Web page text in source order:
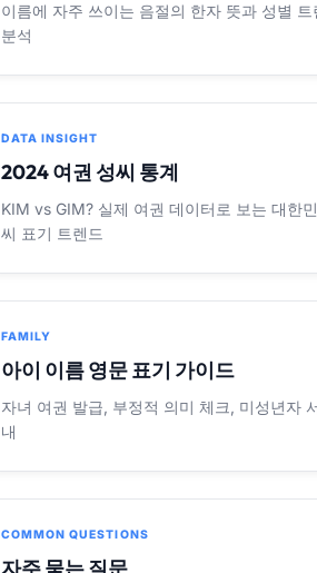
이름에 자주 쓰이는 음절의 한자 뜻과 성별 트
분석
DATA INSIGHT
2024 여권 성씨 통계
KIM vs GIM? 실제 여권 데이터로 보는 대한
씨 표기 트렌드
FAMILY
아이 이름 영문 표기 가이드
자녀 여권 발급, 부정적 의미 체크, 미성년자
내
COMMON QUESTIONS